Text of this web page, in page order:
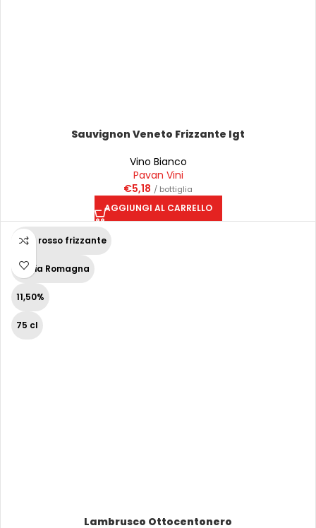
Sauvignon Veneto Frizzante Igt
Vino Bianco
Pavan Vini
€5,18 / bottiglia
AGGIUNGI AL CARRELLO
Vino rosso frizzante
Emilia Romagna
11,50%
75 cl
Lambrusco Ottocentonero